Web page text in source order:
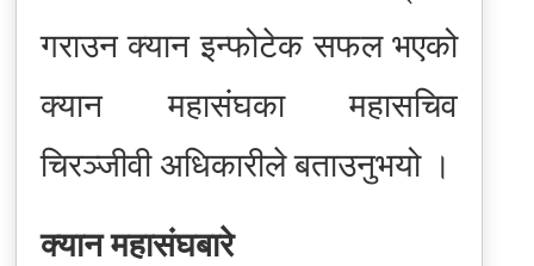
गराउन क्यान इन्फोटेक सफल भएको
क्यान महासंघका महासचिव
चिरञ्जीवी अधिकारीले बताउनुभयो ।
क्यान महासंघबारे